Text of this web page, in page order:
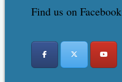
Find us on Facebook